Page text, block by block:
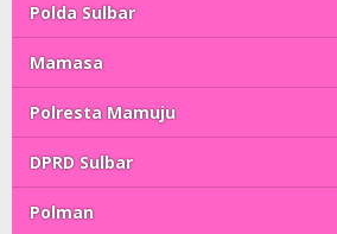
Polda Sulbar
Mamasa
Polresta Mamuju
DPRD Sulbar
Polman